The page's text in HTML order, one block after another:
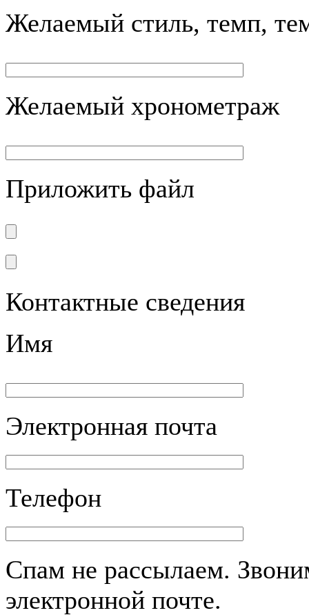
Желаемый стиль, темп,
Желаемый хронометраж
Приложить файл
Контактные сведения
Имя
Электронная почта
Телефон
Спам не рассылаем.
электронной почте.